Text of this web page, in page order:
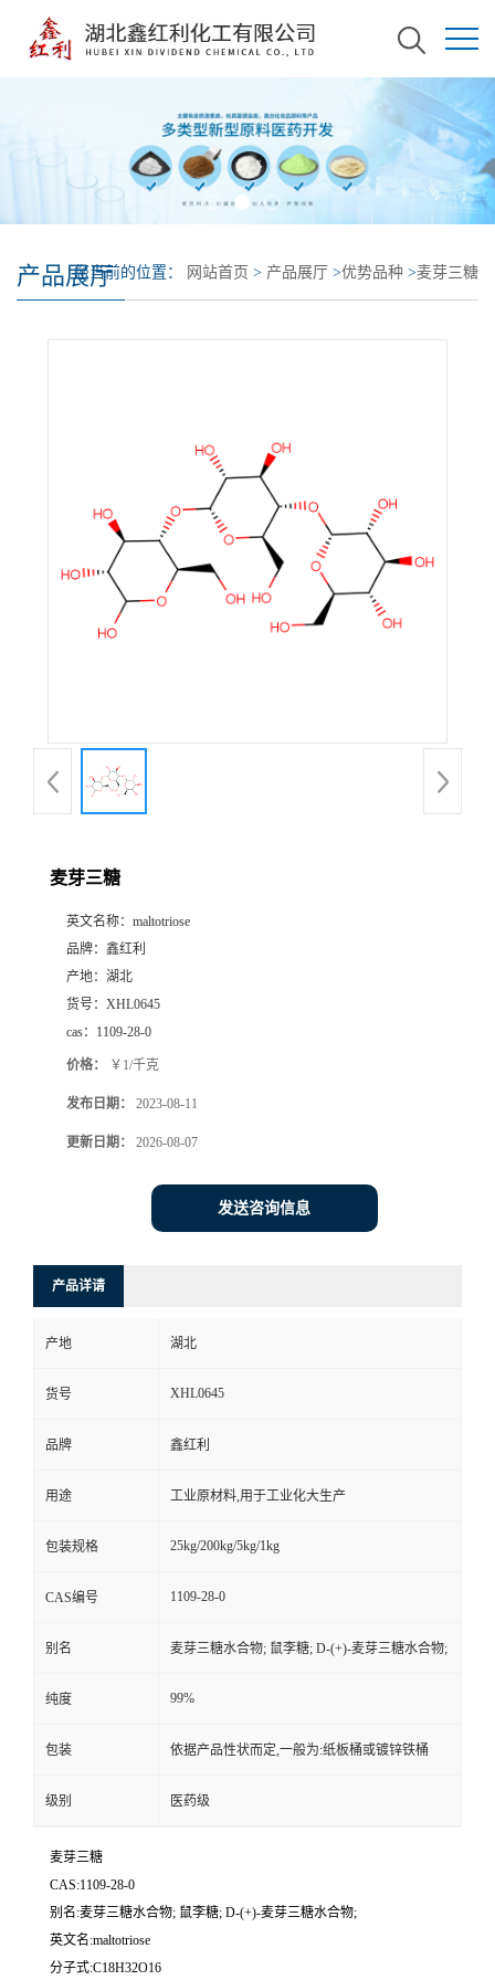
产品展厅您当前的位置： 网站首页 > 产品展厅 >优势品种 >麦芽三糖
麦芽三糖
英文名称： maltotriose
品牌： 鑫红利
产地： 湖北
货号： XHL0645
cas： 1109-28-0
价格： ￥1/千克
发布日期： 2023-08-11
更新日期： 2026-08-07
发送咨询信息
产品详请
产地 湖北
货号 XHL0645
品牌 鑫红利
用途 工业原材料,用于工业化大生产
包装规格 25kg/200kg/5kg/1kg
CAS编号 1109-28-0
别名 麦芽三糖水合物; 鼠李糖; D-(+)-麦芽三糖水合物;
纯度 99%
包装 依据产品性状而定,一般为:纸板桶或镀锌铁桶
级别 医药级
麦芽三糖
CAS:1109-28-0
别名:麦芽三糖水合物; 鼠李糖; D-(+)-麦芽三糖水合物;
英文名:maltotriose
分子式:C18H32O16